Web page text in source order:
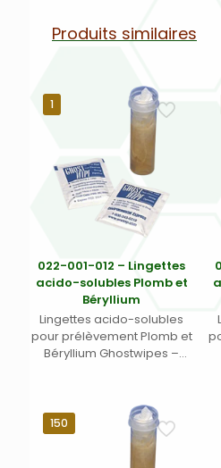
Produits similaires
1
022-001-012 – Lingettes
acido-solubles Plomb et
Béryllium
Lingettes acido-solubles
pour prélèvement Plomb et
Béryllium Ghostwipes –
individuellement et
humidifiée à l’eau distillée
150